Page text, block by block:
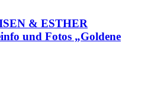
& ESTHER
und Fotos „Goldene